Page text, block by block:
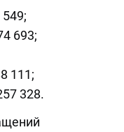
693;
111;
328.